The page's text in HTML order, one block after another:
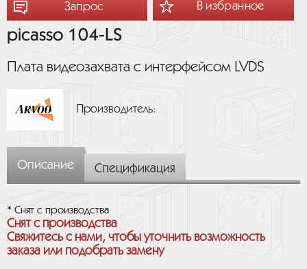
Запрос В избранное
picasso 104-LS
Плата видеозахвата с интерфейсом LVDS
Производитель:
Описание Спецификация
* Снят с производства
Снят с производства
Свяжитесь с нами, чтобы уточнить возможность
заказа или подобрать замену